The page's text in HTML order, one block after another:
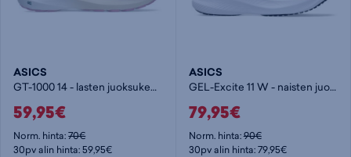
ASICS
GT-1000 14 - lasten juoksukengät
59,95€
Norm. hinta:70€
30pv alin hinta: 59,95€
ASICS
GEL-Excite 11 W - naisten juoksukengät
79,95€
Norm. hinta:90€
30pv alin hinta: 79,95€